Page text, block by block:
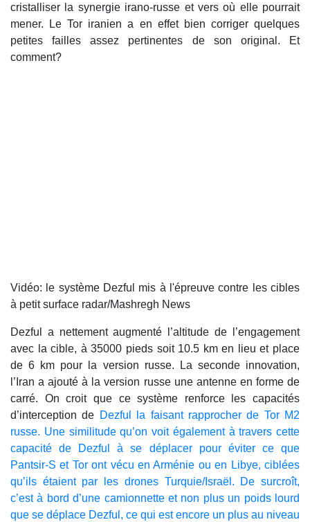
cristalliser la synergie irano-russe et vers où elle pourrait
mener. Le Tor iranien a en effet bien corriger quelques
petites failles assez pertinentes de son original. Et
comment?
Vidéo: le système Dezful mis à l'épreuve contre les cibles
à petit surface radar/Mashregh News
Dezful a nettement augmenté l’altitude de l’engagement
avec la cible, à 35000 pieds soit 10.5 km en lieu et place
de 6 km pour la version russe. La seconde innovation,
l’Iran a ajouté à la version russe une antenne en forme de
carré. On croit que ce système renforce les capacités
d’interception de Dezful la faisant rapprocher de Tor M2
russe. Une similitude qu’on voit également à travers cette
capacité de Dezful à se déplacer pour éviter ce que
Pantsir-S et Tor ont vécu en Arménie ou en Libye, ciblées
qu’ils étaient par les drones Turquie/Israël. De surcroît,
c’est à bord d’une camionnette et non plus un poids lourd
que se déplace Dezful, ce qui est encore un plus au niveau